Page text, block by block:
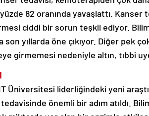
82 oranında yavaşlattı. Kanser
ciddi bir sorun teşkil ediyor.
yıllarda öne çıkıyor. Diğer pek
girmemesi nedeniyle altın, tıbbi
Üniversitesi liderliğindeki yeni
önemli bir adım atıldı.